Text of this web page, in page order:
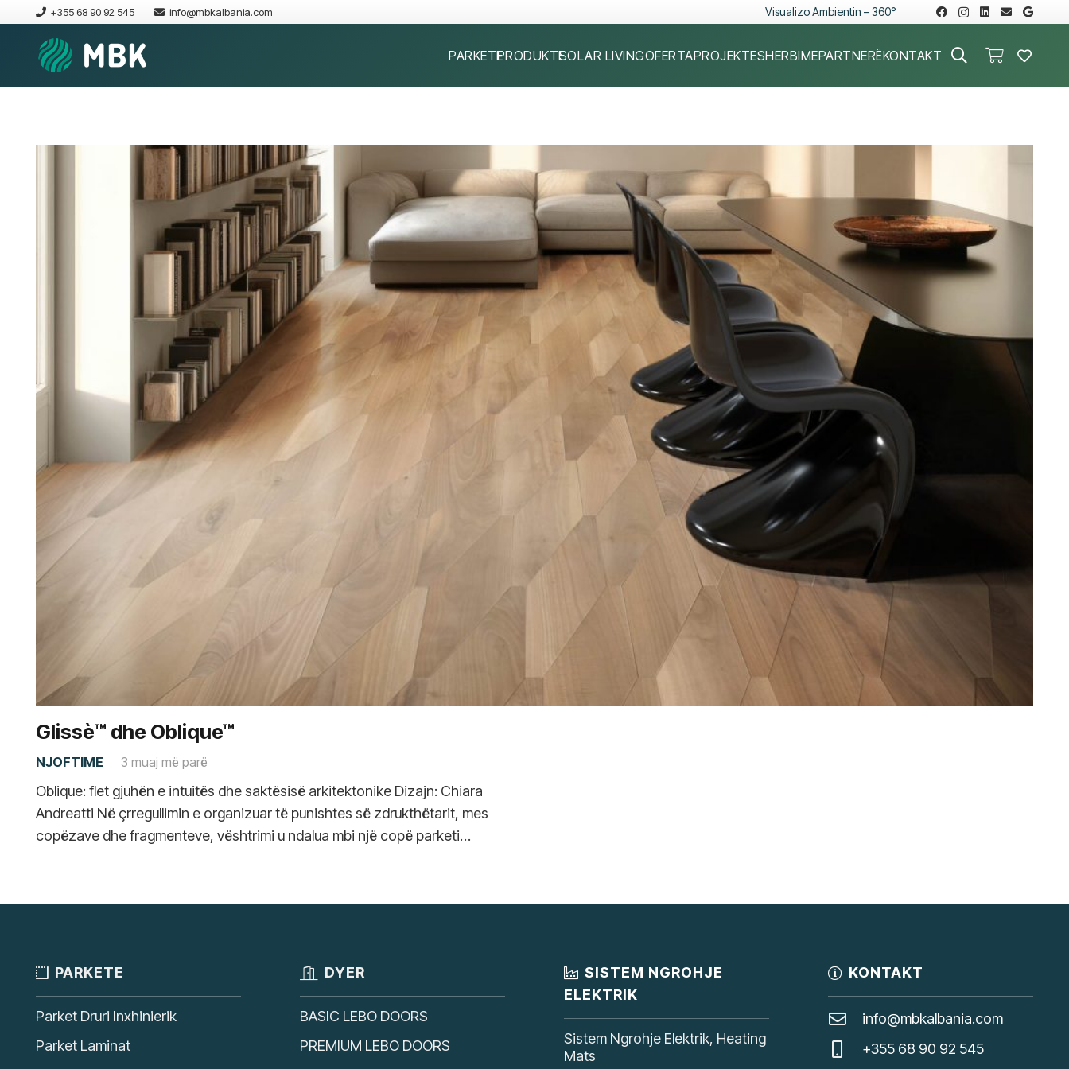
+355 68 90 92 545 info@mbkalbania.com Visualizo Ambientin – 360°
PARKETEPRODUKTESOLAR LIVINGOFERTAPROJEKTESHERBIMEPARTNERËKONTAKT
Glissè™ dhe Oblique™
NJOFTIME 3 muaj më parë
Oblique: flet gjuhën e intuitës dhe saktësisë arkitektonike Dizajn: Chiara
Andreatti Në çrregullimin e organizuar të punishtes së zdrukthëtarit, mes
copëzave dhe fragmenteve, vështrimi u ndalua mbi një copë parketi…
PARKETE
Parket Druri Inxhinierik
Parket Laminat
DYER
BASIC LEBO DOORS
PREMIUM LEBO DOORS
SISTEM NGROHJE
ELEKTRIK
Sistem Ngrohje Elektrik, Heating
Mats
KONTAKT
info@mbkalbania.com
+355 68 90 92 545